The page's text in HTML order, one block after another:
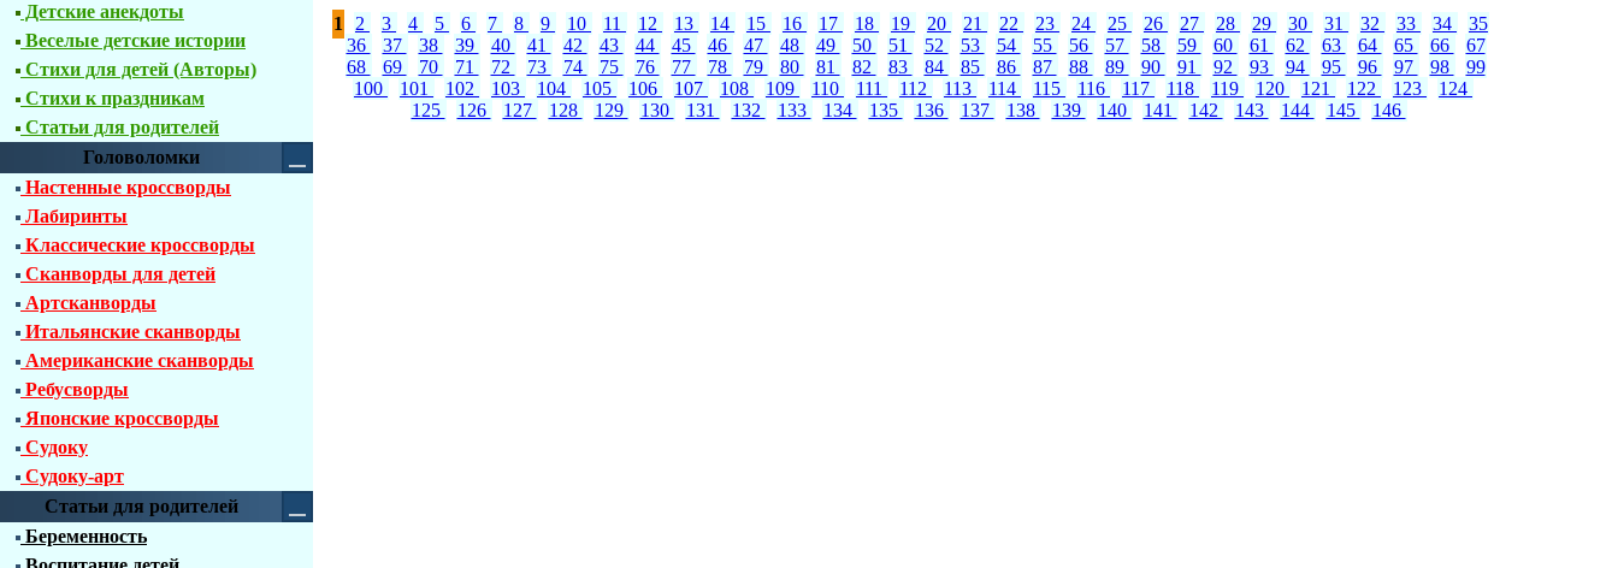
Детские анекдоты
Веселые детские истории
Стихи для детей (Авторы)
Стихи к праздникам
Статьи для родителей
Головоломки
Настенные кроссворды
Лабиринты
Классические кроссворды
Сканворды для детей
Артсканворды
Итальянские сканворды
Американские сканворды
Ребусворды
Японские кроссворды
Судоку
Судоку-арт
Статьи для родителей
Беременность
1 2 3 4 5 6 7 8 9 10 11 12 13 14 15 16 17 18 19 20 21 22 23 24 25 26 27 28 29 30 31 32 33 34
35
36
37 38 39 40 41 42 43 44 45 46 47 48 49 50 51 52 53 54 55 56 57 58 59 60 61 62 63 64 65 66
67
68
69 70 71 72 73 74 75 76 77 78 79 80 81 82 83 84 85 86 87 88 89 90 91 92 93 94 95 96 97 98
99
100
101 102 103 104 105 106 107 108 109 110 111 112 113 114 115 116 117 118 119 120 121 122 123
124
125
126 127 128 129 130 131 132 133 134 135 136 137 138 139 140 141 142 143 144 145 146